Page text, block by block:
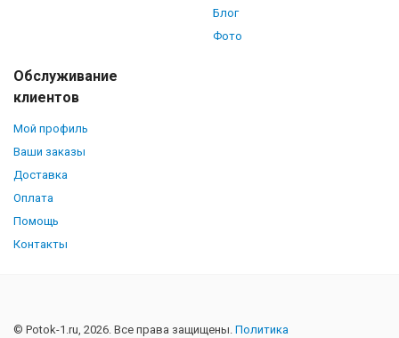
Блог
Фото
Обслуживание
клиентов
Мой профиль
Ваши заказы
Доставка
Оплата
Помощь
Контакты
© Potok-1.ru, 2026. Все права защищены. Политика